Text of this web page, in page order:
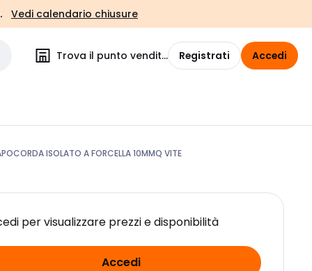
Vedi calendario chiusure
Trova il punto vendita Registrati Accedi
ISOLATO A FORCELLA 10MMQ VITE
per visualizzare prezzi e disponibilità
Accedi